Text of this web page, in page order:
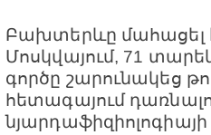
Բախտերևը մահացել
Մոսկվայում, 71
գործը շարունակեց
հետագայում